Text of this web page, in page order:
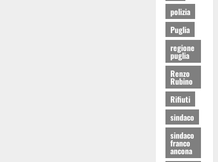
polizia
Puglia
regione
puglia
Renzo
Rubino
Rifiuti
sindaco
sindaco
franco
ancona